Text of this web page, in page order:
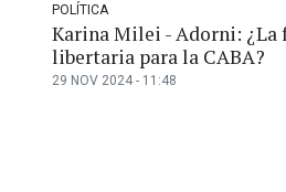
POLÍTICA
Karina Milei - Adorni: ¿La
libertaria para la CABA?
29 NOV 2024 - 11:48